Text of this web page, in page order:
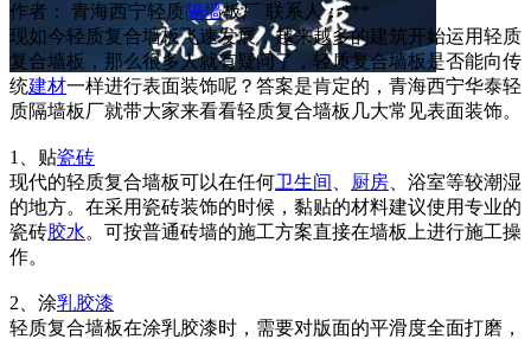
作者： 青海西宁轻质隔墙板厂 联系人：***
现如今轻质复合墙板飞速发展，越来越多的建筑开始运用轻质
复合墙板，那么很多人就有疑问了，轻质复合墙板是否能向传
统建材一样进行表面装饰呢？答案是肯定的，青海西宁华泰轻
质隔墙板厂就带大家来看看轻质复合墙板几大常见表面装饰。
1、贴瓷砖
现代的轻质复合墙板可以在任何卫生间 厨房 、浴室等较潮湿
的地方。在采用瓷砖装饰的时候，黏贴的材料建议使用专业的
瓷砖胶水。可按普通砖墙的施工方案直接在墙板上进行施工操
作。
2、涂乳胶漆
轻质复合墙板在涂乳胶漆时，需要对版面的平滑度全面打磨，